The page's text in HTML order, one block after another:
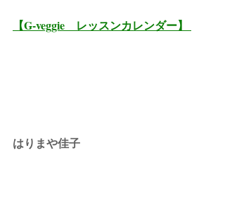
【G-veggie　レッスンカレンダー】
はりまや佳子